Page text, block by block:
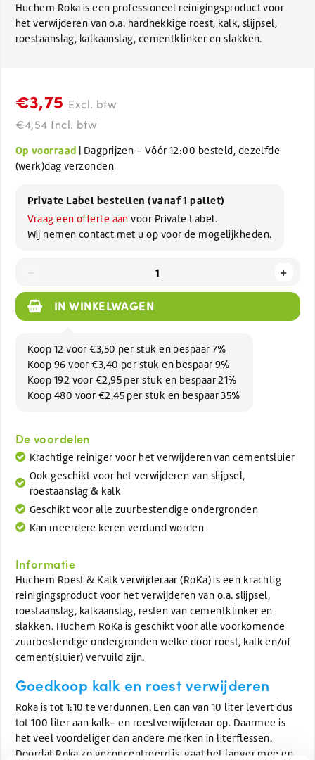
Huchem Roka is een professioneel reinigingsproduct voor
het verwijderen van o.a. hardnekkige roest, kalk, slijpsel,
roestaanslag, kalkaanslag, cementklinker en slakken.
€3,75 Excl. btw
€4,54 Incl. btw
Op voorraad | Dagprijzen - Vóór 12:00 besteld, dezelfde
(werk)dag verzonden
Private Label bestellen (vanaf 1 pallet)
Vraag een offerte aan voor Private Label.
Wij nemen contact met u op voor de mogelijkheden.
+
IN WINKELWAGEN
Koop 12 voor €3,50 per stuk en bespaar 7%
Koop 96 voor €3,40 per stuk en bespaar 9%
Koop 192 voor €2,95 per stuk en bespaar 21%
Koop 480 voor €2,45 per stuk en bespaar 35%
De voordelen
Krachtige reiniger voor het verwijderen van cementsluier
Ook geschikt voor het verwijderen van slijpsel,
roestaanslag & kalk
Geschikt voor alle zuurbestendige ondergronden
Kan meerdere keren verdund worden
Informatie
Huchem Roest & Kalk verwijderaar (RoKa) is een krachtig
reinigingsproduct voor het verwijderen van o.a. slijpsel,
roestaanslag, kalkaanslag, resten van cementklinker en
slakken. Huchem RoKa is geschikt voor alle voorkomende
zuurbestendige ondergronden welke door roest, kalk en/of
cement(sluier) vervuild zijn.
Goedkoop kalk en roest verwijderen
Roka is tot 1:10 te verdunnen. Een can van 10 liter levert dus
tot 100 liter aan kalk- en roestverwijderaar op. Daarmee is
het veel voordeliger dan andere merken in literflessen.
Doordat Roka zo geconcentreerd is, gaat het langer mee en